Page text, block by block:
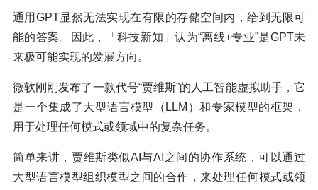
通用GPT显然无法实现在有限的存储空间内，给到无限可
能的答案。因此，「科技新知」认为“离线+专业”是GPT未
来极可能实现的发展方向。
微软刚刚发布了一款代号“贾维斯”的人工智能虚拟助手，它
是一个集成了大型语言模型（LLM）和专家模型的框架，
用于处理任何模式或领域中的复杂任务。
简单来讲，贾维斯类似AI与AI之间的协作系统，可以通过
大型语言模型组织模型之间的合作，来处理任何模式或领